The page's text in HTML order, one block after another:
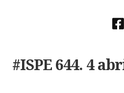
#ISPE 644. 4